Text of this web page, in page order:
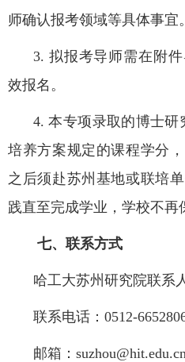
师确认报考领域等具体事宜。
3. 拟报考导师需在附件
效报名。
4.本专项录取的博士研
培养方案规定的课程学分
之后须赴苏州基地或联培
践直至完成学业，学校不再
七、联系方式
哈工大苏州研究院联系
联系电话： 0512-
邮箱： suzhou@hit.edu.cn